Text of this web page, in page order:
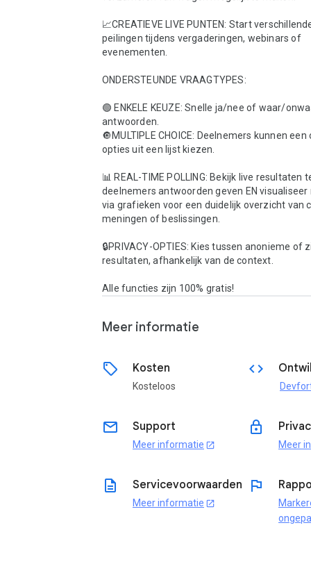
📈CREATIEVE LIVE PUNTEN: Start
peilingen tijdens vergaderingen, webinars of
evenementen.
ONDERSTEUNDE VRAAGTYPES:
🟢 ENKELE KEUZE: Snelle ja/nee of waar/
antwoorden.
🔘MULTIPLE CHOICE: Deelnemers kunnen
opties uit een lijst kiezen.
📊 REAL-TIME POLLING: Bekijk live resultaten
deelnemers antwoorden geven EN
via grafieken voor een duidelijk overzicht van
meningen of beslissingen.
🔒PRIVACY-OPTIES: Kies tussen anonieme of
resultaten, afhankelijk van de context.
Alle functies zijn 100% gratis!
Meer informatie
sell Kosten
Kosteloos
code
email Support
Meer informatie open_in_new
lock
Meer
description Servicevoorwaarden
Meer informatie open_in_new
flag